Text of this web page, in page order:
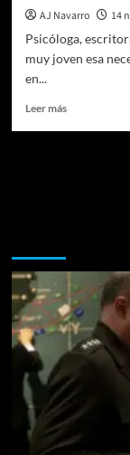
tiendas
AJ Navarro 14
Psicóloga,
muy joven esa
en...
Leer másLeer
mujeres